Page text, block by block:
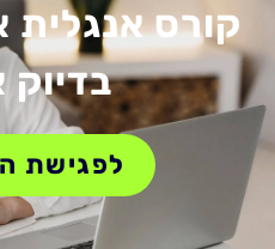
קורס
בדיוק
לפגישת